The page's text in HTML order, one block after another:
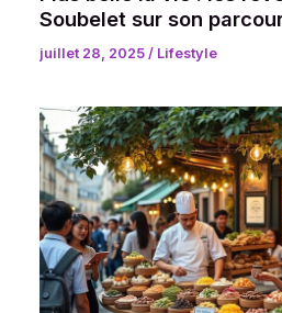
Soubelet sur son
juillet 28, 2025 / Lifestyle